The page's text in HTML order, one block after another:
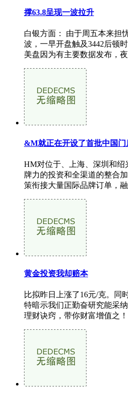
撑63.8呈现一波拉升
白银方面： 由于周五本来担
波，一早开盘触及3442后顿
美盘因为有主要数据发布，
&M就正在开设了首批中国门
HM对位于、上海、深圳和绍
牌力的投资和全渠道的整合
策衔接大量国际品牌订单，
黄金投资我却赔本
比拟昨日上涨了16元/克。同
特暗示我们正勤奋研究能采
理财诀窍，带你财富增值之